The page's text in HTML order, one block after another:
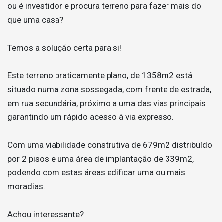
ou é investidor e procura terreno para fazer mais do
que uma casa?
Temos a solução certa para si!
Este terreno praticamente plano, de 1358m2 está
situado numa zona sossegada, com frente de estrada,
em rua secundária, próximo a uma das vias principais
garantindo um rápido acesso à via expresso.
Com uma viabilidade construtiva de 679m2 distribuído
por 2 pisos e uma área de implantação de 339m2,
podendo com estas áreas edificar uma ou mais
moradias.
Achou interessante?